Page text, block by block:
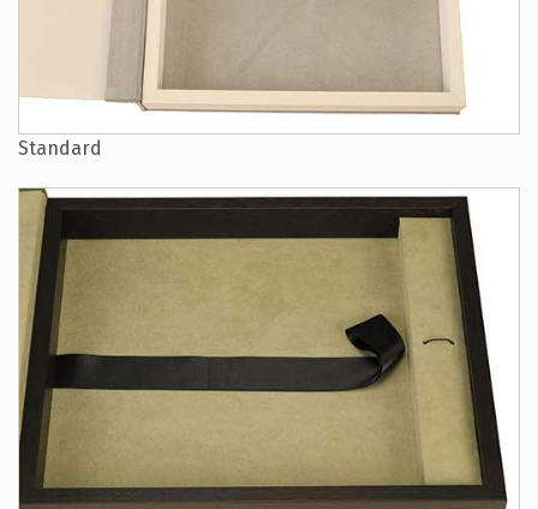
Standard